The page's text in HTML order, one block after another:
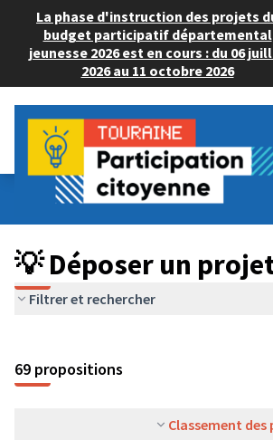
La phase d'instruction des projets
budget participatif départemental
jeunesse 2026 est en cours : du 06
2026 au 11 octobre 2026
Budget Participatif ADULTE 2024
💡 Déposer un projet
💡 Déposer un
Filtrer et rechercher
69 propositions
Classement